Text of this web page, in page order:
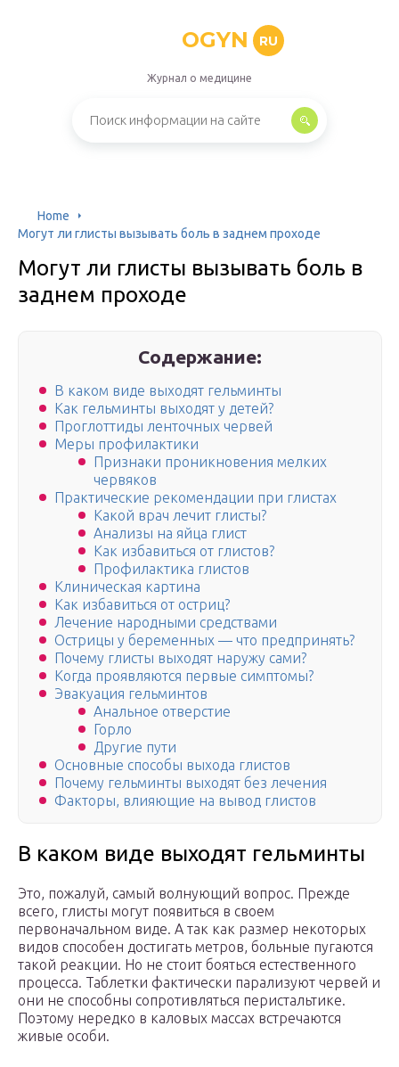
OGYN RU
Журнал о медицине
Home
Могут ли глисты вызывать боль в заднем проходе
Могут ли глисты вызывать боль в
заднем проходе
Содержание:
В каком виде выходят гельминты
Как гельминты выходят у детей?
Проглоттиды ленточных червей
Меры профилактики
Признаки проникновения мелких
червяков
Практические рекомендации при глистах
Какой врач лечит глисты?
Анализы на яйца глист
Как избавиться от глистов?
Профилактика глистов
Клиническая картина
Как избавиться от остриц?
Лечение народными средствами
Острицы у беременных — что предпринять?
Почему глисты выходят наружу сами?
Когда проявляются первые симптомы?
Эвакуация гельминтов
Анальное отверстие
Горло
Другие пути
Основные способы выхода глистов
Почему гельминты выходят без лечения
Факторы, влияющие на вывод глистов
В каком виде выходят гельминты
Это, пожалуй, самый волнующий вопрос. Прежде
всего, глисты могут появиться в своем
первоначальном виде. А так как размер некоторых
видов способен достигать метров, больные пугаются
такой реакции. Но не стоит бояться естественного
процесса. Таблетки фактически парализуют червей и
они не способны сопротивляться перистальтике.
Поэтому нередко в каловых массах встречаются
живые особи.